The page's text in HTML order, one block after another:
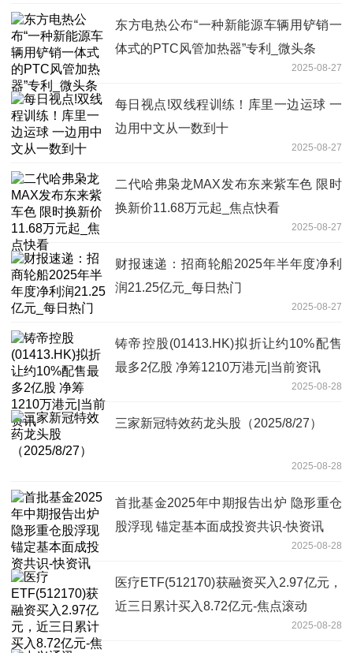
东方电热公布“一种新能源车辆用铲销一
体式的PTC风管加热器”专利_微头条
2025-08-27
每日视点!双线程训练！库里一边运球 一
边用中文从一数到十
2025-08-27
二代哈弗枭龙MAX发布东来紫车色 限时
换新价11.68万元起_焦点快看
2025-08-27
财报速递：招商轮船2025年半年度净利
润21.25亿元_每日热门
2025-08-27
铸帝控股(01413.HK)拟折让约10%配售
最多2亿股 净筹1210万港元|当前资讯
2025-08-28
三家新冠特效药龙头股（2025/8/27）
2025-08-28
首批基金2025年中期报告出炉 隐形重仓
股浮现 锚定基本面成投资共识-快资讯
2025-08-28
医疗ETF(512170)获融资买入2.97亿元，
近三日累计买入8.72亿元-焦点滚动
2025-08-28